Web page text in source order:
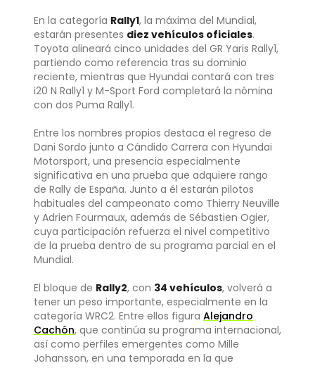
En la categoría Rally1, la máxima del Mundial,
estarán presentes diez vehículos oficiales.
Toyota alineará cinco unidades del GR Yaris Rally1,
partiendo como referencia tras su dominio
reciente, mientras que Hyundai contará con tres
i20 N Rally1 y M-Sport Ford completará la nómina
con dos Puma Rally1.
Entre los nombres propios destaca el regreso de
Dani Sordo junto a Cándido Carrera con Hyundai
Motorsport, una presencia especialmente
significativa en una prueba que adquiere rango
de Rally de España. Junto a él estarán pilotos
habituales del campeonato como Thierry Neuville
y Adrien Fourmaux, además de Sébastien Ogier,
cuya participación refuerza el nivel competitivo
de la prueba dentro de su programa parcial en el
Mundial.
El bloque de Rally2, con 34 vehículos, volverá a
tener un peso importante, especialmente en la
categoría WRC2. Entre ellos figura Alejandro
Cachón, que continúa su programa internacional,
así como perfiles emergentes como Mille
Johansson, en una temporada en la que